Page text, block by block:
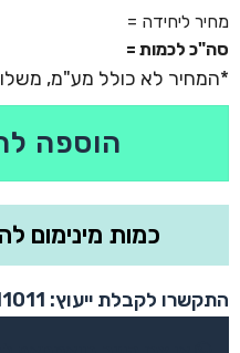
סה"כ לכמות =
מחיר ליחידה =
הוספה
כמות מינימום להזמנה:
התקשרו לקבלת ייעוץ: 03-6811011